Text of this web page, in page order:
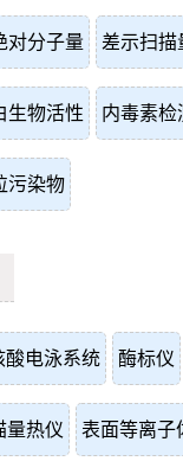
对分子量 差示扫描
生物活性 内毒素检
污染物
酸电泳系统 酶标仪
量热仪 表面等离子